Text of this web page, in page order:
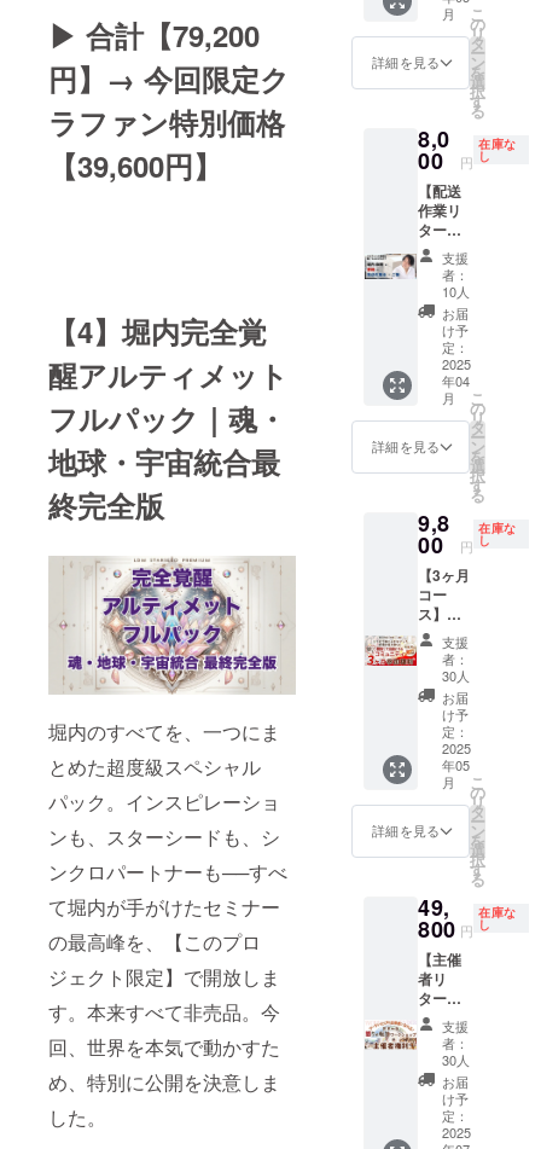
▶︎ 合計【79,200
円】→ 今回限定ク
ラファン特別価格
【39,600円】
【4】堀内完全覚
醒アルティメット
フルパック｜魂・
地球・宇宙統合最
終完全版
堀内のすべてを、一つにま
とめた超度級スペシャル
パック。インスピレーショ
ンも、スターシードも、シ
ンクロパートナーも──すべ
て堀内が手がけたセミナー
の最高峰を、【このプロ
ジェクト限定】で開放しま
す。本来すべて非売品。今
回、世界を本気で動かすた
め、特別に公開を決意しま
した。
じめま
す。 運
命の出
会いは
あなた
生まれ
変わる
こと
で、訪
れるの
です。
【こん
なあな
たに】
・運命
のパー
トナー
との出
会いを
本気で
引き寄
せたい
る人間
関係を
築きた
い ・ツ
インレ
イやソ
ウルメ
イトと
の出会
いを望
んでい
る ・こ
れまで
何かが
「違
う」と
感じて
自分の
道に戻
そんな
あなた
のため
の、特
別な
パック
です。
AIを効
果的に
て、作
業効率
高めた
い ・自
分の魂
や個性
が感じ
られる
文章を
書ける
ように
なりた
ターン
詳細 ・
「魂と
させる
原稿作
ミナー
＆ワー
ク
ショッ
プ参加
権 ・堀
内恭隆
の書籍
10冊 あ
なたの
個性と
魂が伝
わる、
唯一無
二のコ
ンテン
ツをAI
と共に
生み出
しょ
う。
クでは
・迷い
に振り
回され
スキル
・人生
を自ら
デザイ
ンし、
現実を
動かし
ていく
直感力
を一気
に手に
するこ
とがで
きま
す。 堀
年の探
究と、
変革を
支えた
知恵と
エネル
ギーが
この
パッ
ケージ
にすべ
て込め
られて
いま
す。
【受講
いる未
来イ
ジ】 ※
運勢改
善や効
能を保
証する
もので
はあり
ませ
ん。 ──
受講か
ら数ヶ
月後。
ふと気
ランチ
会の開
催期限
でとな
りま
す。 ・
サイン
本10冊
は2025
年5月中
の発送
予定で
す。 堀
内との
直接交
流を通
じて、
自分自
身や周
囲の人
もたら
しま
う。
ターン
には以
下の特
加権が
セット
で付い
ていま
す。 ※
注意事
項※ ・
セブ島
までの
航空券
や宿泊
予約は
ご自身
で手配
いただ
きます
（渡航
要）。
・日程
参加者
と個別
に調整
いたし
ます。
・旅行
手配に
関する
相談や
サポー
トは
行って
せん。
予めご
い。
【8ヶ月
コー
ス】本
当の願
いを叶
えるコ
ミュニ
ティ 人
生で本
当に叶
えたい
願いを
ション
（次元
上昇と
応）
【21,00
0円】
・LDM
スター
シード
ニュー
アース
（次元
上昇後
の新し
い地球
での人
生設
計）
【143,0
00円】
ニュー
プレ
（新し
い女性
性・男
性性の
目覚め
と創
造）
【143,0
00円】
・LDM
スター
シード
ディメ
ンショ
意識と
オープ
ンコン
タクト
への覚
醒）
【143,0
00円】
・LDM
ネオス
ター
シード
（統合
に再公
開する
もの
画です
・イン
スピ
レー
ション
力1日集
中クラ
【21,00
0円）】
・イン
スピ
レー
ション
力レベ
ルアッ
プクラ
【154,0
・LDM
スター
エディ
ション
【21,00
0円】
・LDM
スター
シード
タオ
【21,00
0円】
・LDM
スター
アセン
ション
【21,00
・LDM
スター
シード
ニュー
アース
【143,0
00円】
・LDM
スター
シード
ニュー
プレ
ジャー
フトを
活用し
た独自
的な
アッ
プ、人
間関係
の改
善、組
織内コ
ミュニ
ケー
ション
の活性
化な
ど、多
数の成
功実績
を持っ
ていま
スは、
面談・
上で提
供して
います
が、本
プロ
ジェク
トの支
援者様
に関し
ては審
査をし
ない形
提供と
なりま
サル
ティン
グ＆特
別個別
セッ
ション
は、最
低340万
円を
チャー
ジして
います
が、今
を気軽
に応援
したい
方向け
のプラ
す。 感
謝を込
めた堀
内恭隆
からの
メール
をお送
りしま
す。 ■
リター
ン詳細
・堀内
恭隆か
らの特
別感謝
メール
月
詳細を見る
こ
の
リ
タ
ー
ン
を
選
択
す
る
8,0
00 円
在庫な
し
【配送
作業リ
ター
ン】堀
内恭隆
と一緒
に書籍
の発送
作業＆
楽しい
打ち上
恭隆と
一緒に
リター
ン用の
送をお
手伝い
いただ
ける方
を募集
しま
す。 発
送作業
を通じ
て、堀
内と直
接話し
たり、
普段聞
けない
エピ
ソード
ンスで
す。 作
業内容
はシン
プルで
簡単な
ものば
かりな
ので、
初めて
の方で
も安心
してご
支援
者：
10人
お届
け予
定：
2025
年04
月
詳細を見る
こ
の
リ
タ
ー
ン
を
選
択
す
る
9,8
00 円
在庫な
し
【3ヶ月
コー
ス】心
の「怒
り」を
解放
し、自
由で軽
やかな
毎日を
手に入
れませ
んか？
+書籍3
冊 日々
感じる
ラやモ
ヤモヤ
を解放
する
と、家
族や職
場の人
間関係
が良く
なった
り、日
常が穏
やかで
支援
者：
30人
お届
け予
定：
2025
年05
月
詳細を見る
こ
の
リ
タ
ー
ン
を
選
択
す
る
49,
800 円
在庫な
し
【主催
者リ
ター
ン】あ
なた自
身が
「全世
界一斉
怒り解
放ワー
支援
者：
30人
お届
け予
定：
2025